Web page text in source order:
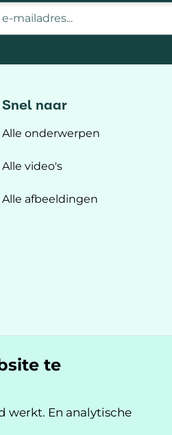
Snel naar
Alle onderwerpen
Alle video's
Alle afbeeldingen
te
werkt. En analytische